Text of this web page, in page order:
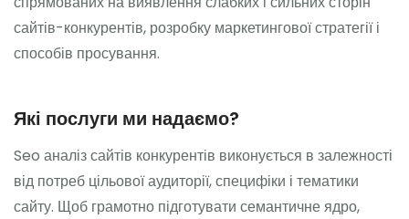
сайтів-конкурентів, розробку маркетингової стратегії і
способів просування.
Які послуги ми надаємо?
Seo аналіз сайтів конкурентів виконується в залежності
від потреб цільової аудиторії, специфіки і тематики
сайту. Щоб грамотно підготувати семантичне ядро,